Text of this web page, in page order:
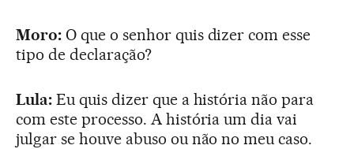
Moro:O que o senhor quis dizer com esse
tipo de declaração?
Lula:Eu quis dizer que a história não para
com este processo. A história um dia vai
julgar se houve abuso ou não no meu caso.